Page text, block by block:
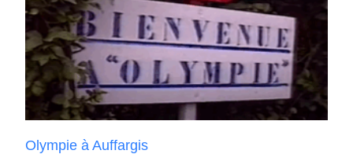
Olympie à Auffargis